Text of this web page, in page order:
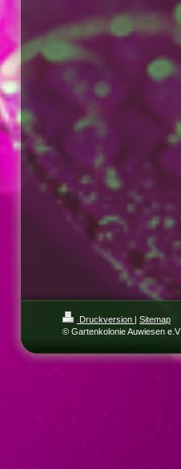
Druckversion | Sitemap
© Gartenkolonie Auwiesen e.V